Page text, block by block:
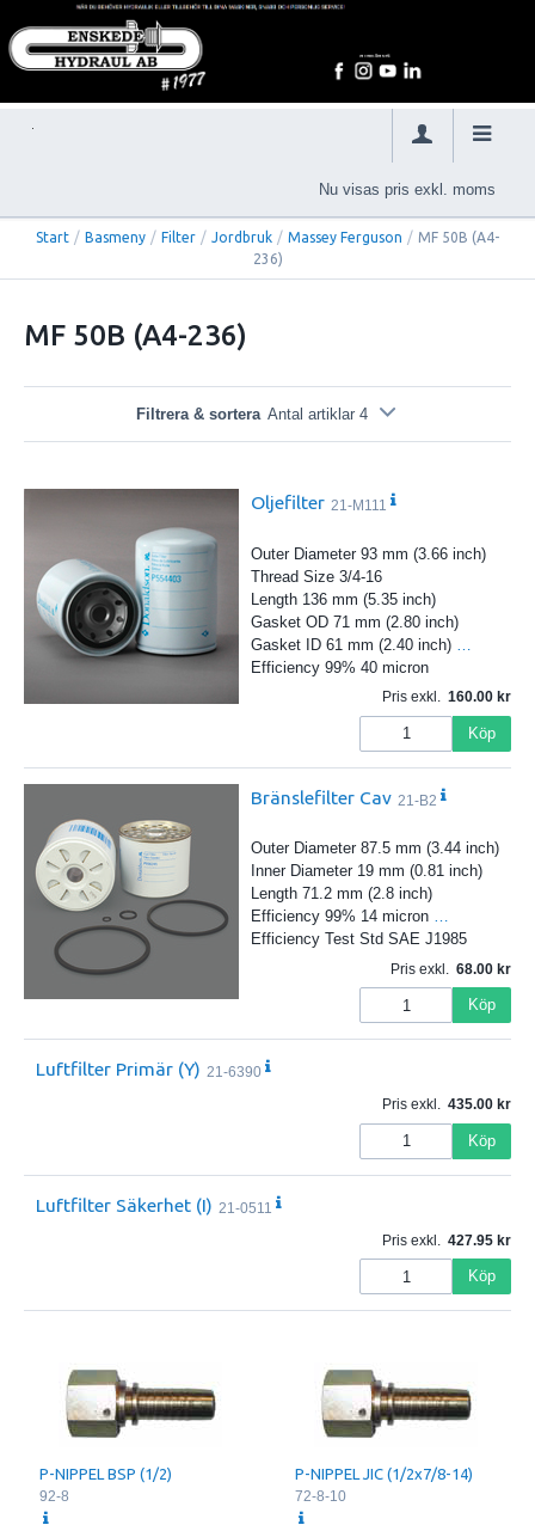
Nu visas pris exkl. moms
Start / Basmeny / Filter / Jordbruk / Massey Ferguson / MF 50B (A4-
236)
MF 50B (A4-236)
Filtrera & sortera Antal artiklar 4
Oljefilter 21-M111
Outer Diameter 93 mm (3.66 inch)
Thread Size 3/4-16
Length 136 mm (5.35 inch)
Gasket OD 71 mm (2.80 inch)
Gasket ID 61 mm (2.40 inch)
Efficiency 99% 40 micron
Pris exkl. 160.00
Köp
Bränslefilter Cav 21-B2
Outer Diameter 87.5 mm (3.44 inch)
Inner Diameter 19 mm (0.81 inch)
Length 71.2 mm (2.8 inch)
Efficiency 99% 14 micron …
Efficiency Test Std SAE J1985
Pris exkl. 68.00
Köp
Luftfilter Primär (Y) 21-6390
Pris exkl. 435.00
Köp
Luftfilter Säkerhet (I) 21-0511
Pris exkl.
427.95
Köp
P-NIPPEL BSP (1/2)
92-8
P-NIPPEL JIC (1/2x7/8-14)
72-8-10